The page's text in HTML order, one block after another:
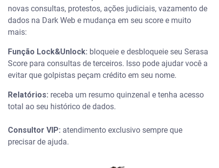
novas consultas, protestos, ações judiciais, vazamento de
dados na Dark Web e mudança em seu score e muito
mais:
Função Lock&Unlock: bloqueie e desbloqueie seu Serasa
Score para consultas de terceiros. Isso pode ajudar você a
evitar que golpistas peçam crédito em seu nome.
Relatórios: receba um resumo quinzenal e tenha acesso
total ao seu histórico de dados.
Consultor VIP: atendimento exclusivo sempre que
precisar de ajuda.